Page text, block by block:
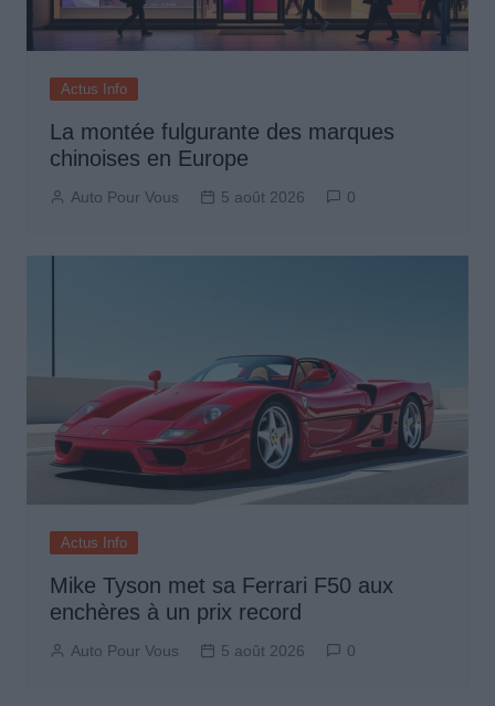
Actus Info
La montée fulgurante des marques
chinoises en Europe
Auto Pour Vous 5 août 2026 0
Actus Info
Mike Tyson met sa Ferrari F50 aux
enchères à un prix record
Auto Pour Vous 5 août 2026 0